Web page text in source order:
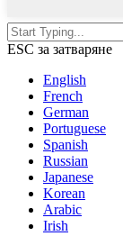
ESC за затваряне
English
French
German
Portuguese
Spanish
Russian
Japanese
Korean
Arabic
Irish